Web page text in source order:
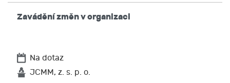
Zavádění změn v organizaci
Na dotaz
JCMM, z. s. p. o.